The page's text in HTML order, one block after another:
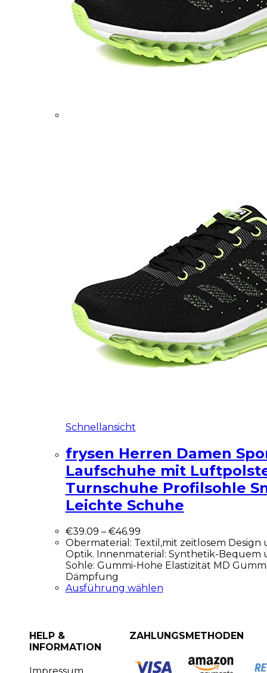
Schnellansicht
frysen Herren Damen
Laufschuhe mit
Turnschuhe Profilsohle
Leichte Schuhe
€39.09 – €46.99
Obermaterial: Textil,mit zeitlosem Design
Optik. Innenmaterial: Synthetik-Bequem
Sohle: Gummi-Hohe Elastizität MD
Dämpfung
Ausführung wählen
HELP &
INFORMATION
ZAHLUNGSMETHODEN